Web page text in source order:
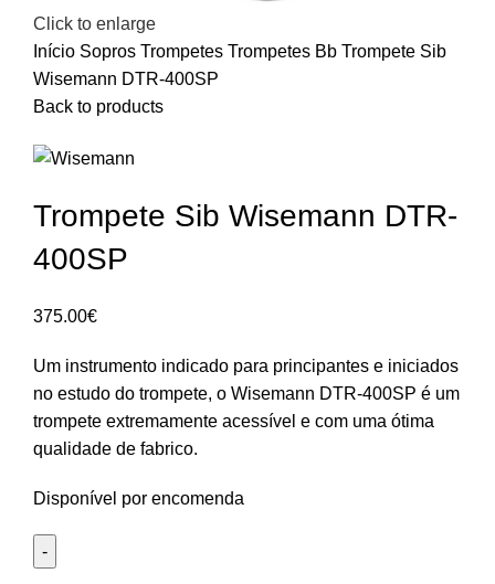
Click to enlarge
Início Sopros Trompetes Trompetes Bb Trompete Sib
Wisemann DTR-400SP
Back to products
Trompete Sib Wisemann DTR-
400SP
375.00€
Um instrumento indicado para principantes e iniciados
no estudo do trompete, o Wisemann DTR-400SP é um
trompete extremamente acessível e com uma ótima
qualidade de fabrico.
Disponível por encomenda